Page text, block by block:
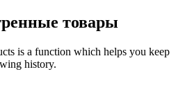
товары
is a function which helps you keep
history.